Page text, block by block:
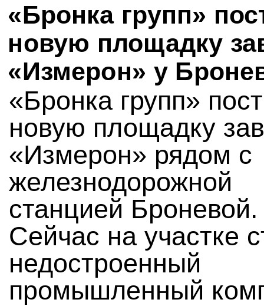
«Бронка групп»
новую площадку
«Измерон» у
«Бронка групп»
новую площадку
«Измерон» рядом с
железнодорожной
станцией Броневой.
Сейчас на участке
недостроенный
промышленный